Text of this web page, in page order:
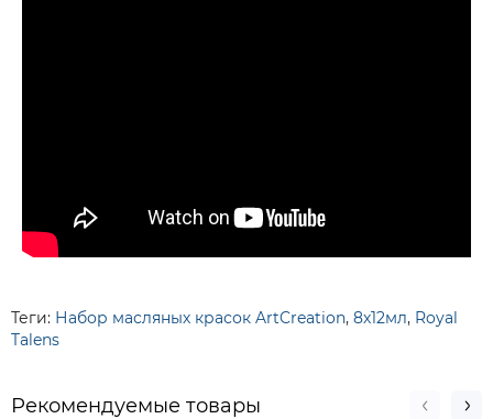
Теги: Набор масляных красок ArtCreation, 8х12мл, Royal
Talens
Рекомендуемые товары